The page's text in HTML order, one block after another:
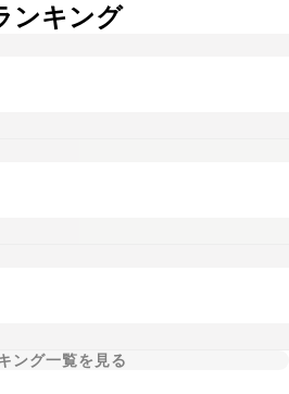
ンキング
ング一覧を見る